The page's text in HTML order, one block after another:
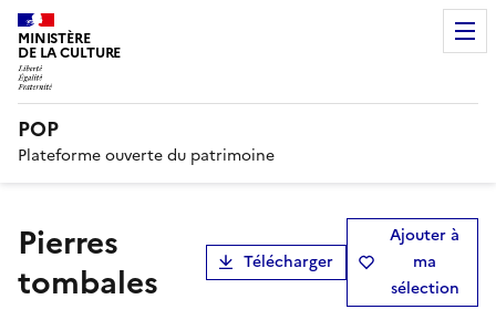
MINISTÈRE
DE LA CULTURE
POP
Plateforme ouverte du patrimoine
pierres
tombales
Télécharger
Ajouter à
ma
sélection